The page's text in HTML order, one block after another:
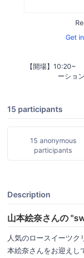
Get
【開場】10:20~
ーショ
15 participants
15 anonymous
participants
Description
山本絵奈さんの
人気のロースイーツ
本絵奈さんをお迎えし